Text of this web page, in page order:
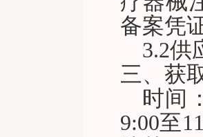
备案凭
3.2供
三、获
时间
9:00至